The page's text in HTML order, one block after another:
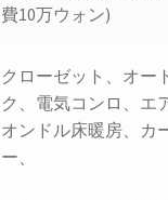
費10万ウォン)
クローゼット、オー
ク、電気コンロ、エ
オンドル床暖房、カ
ー、